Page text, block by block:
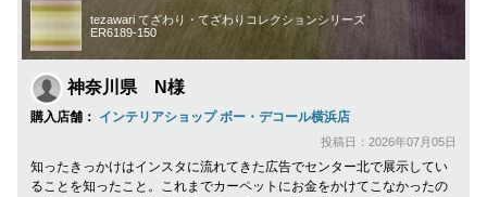
tezawari てざわり・てざわりコレクションシリーズ
ER6189-150
神奈川県 N様
購入店舗： インテリアショップ ボー・デコール横浜店
投稿日：2026年07月05日
知ったきっかけはインスタに流れてきた広告でセンター北で展示してい
ることを知ったこと。これまでカーペットにお金をかけてこなかったの